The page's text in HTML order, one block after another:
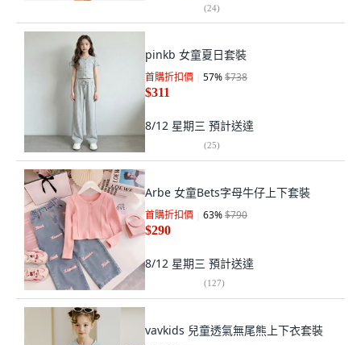
(24)
pinkb 女童夏日套裝
首購折扣價 57%$738
$311
8/12 星期三 預計送達
(25)
Arbe 女童Bets字母牛仔上下套裝
首購折扣價 63%$790
$290
8/12 星期三 預計送達
(127)
vavkids 兒童透氣無尾熊上下衣套裝